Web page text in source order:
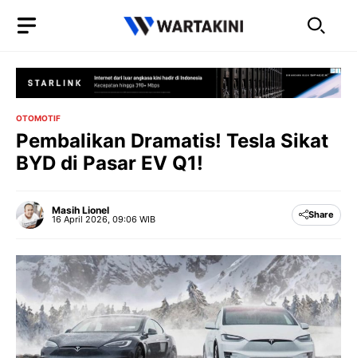
OTOMOTIF
Pembalikan Dramatis! Tesla Sikat
BYD di Pasar EV Q1!
Masih Lionel
16 April 2026, 09:06 WIB Share